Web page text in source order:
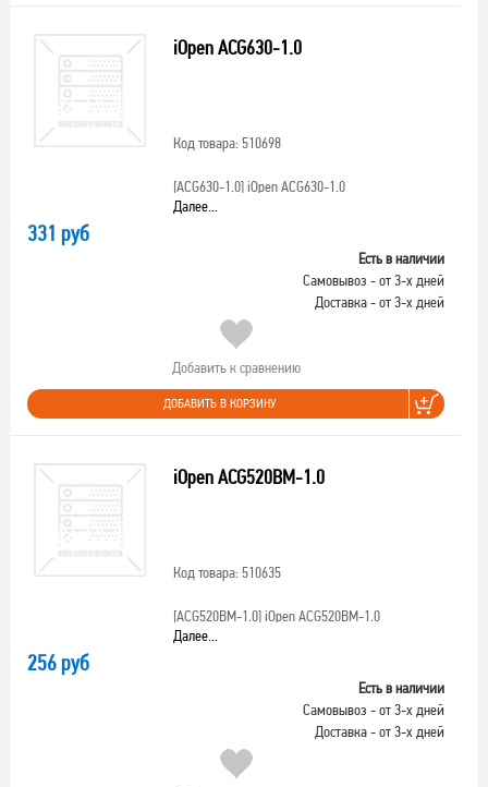
iOpen ACG630-1.0
Код товара: 510698
[ACG630-1.0]iOpen ACG630-1.0
Далее...
331 руб
Есть в наличии
Самовывоз - от 3-х дней
Доставка - от 3-х дней
Добавить к сравнению
ДОБАВИТЬ В КОРЗИНУ
iOpen ACG520BM-1.0
Код товара: 510635
[ACG520BM-1.0]iOpen ACG520BM-1.0
Далее...
256 руб
Есть в наличии
Самовывоз - от 3-х дней
Доставка - от 3-х дней